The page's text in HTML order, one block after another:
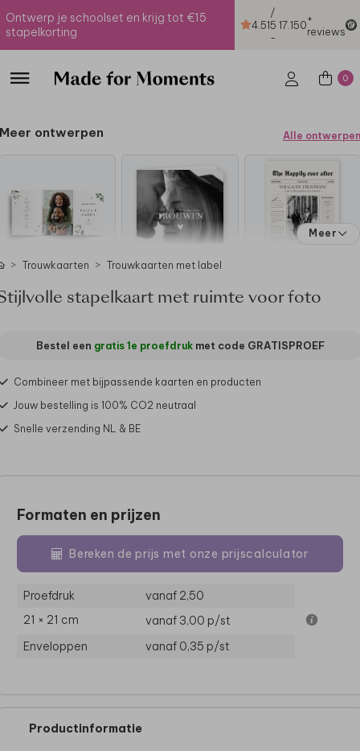
Ontwerp je schoolset en krijg tot €15
stapelkorting
4.51
/
5
-
17.150+
reviews
0
Meer ontwerpen Alle ontwerpen
Meer
Trouwkaarten Trouwkaarten met label
stapelkaart met ruimte voor foto
Bestel een gratis 1e proefdrukmet code GRATISPROEF
Combineer met bijpassende kaarten en producten
Jouw bestelling is 100% CO2 neutraal
Snelle verzending NL & BE
Formaten en prijzen
Bereken de prijs met onze prijscalculator
Proefdruk
vanaf 2,50
21 × 21 cm
vanaf 3,00 p/st
Enveloppen
vanaf 0,35 p/st
Productinformatie